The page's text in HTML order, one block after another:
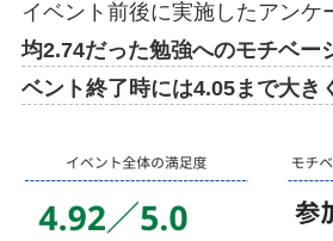
イベント前後に実施したアンケ
均2.74だった勉強へのモチベー
ベント終了時には4.05まで大き